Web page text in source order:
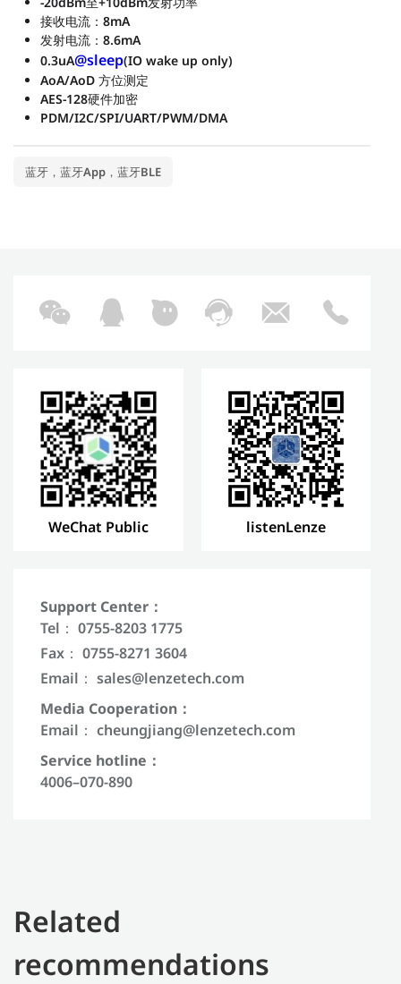
接收电流：8mA
发射电流：8.6mA
0.3uA@sleep(IO wake up only)
AoA/AoD 方位测定
AES-128硬件加密
PDM/I2C/SPI/UART/PWM/DMA
蓝牙，蓝牙App，蓝牙BLE
WeChat Public listenLenze
Support Center：
Tel： 0755-8203 1775
Fax： 0755-8271 3604
Email： sales@lenzetech.com
Media Cooperation：
Email： cheungjiang@lenzetech.com
Service hotline：
4006–070-890
Related
recommendations